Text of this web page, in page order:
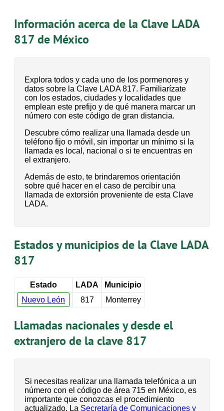
Información acerca de la Clave LADA
817 de México
Explora todos y cada uno de los pormenores y
datos sobre la Clave LADA 817. Familiarízate
con los estados, ciudades y localidades que
emplean este prefijo y de qué manera marcar un
número con este código de gran distancia.
Descubre cómo realizar una llamada desde un
teléfono fijo o móvil, sin importar un mínimo si la
llamada es local, nacional o si te encuentras en
el extranjero.
Además de esto, te brindaremos orientación
sobre qué hacer en el caso de percibir una
llamada de extorsión proveniente de esta Clave
LADA.
Estados y municipios de la Clave LADA
817
Estado LADA
Municipio
Nuevo León
817 Monterrey
Llamadas nacionales y desde el
extranjero de la clave 817
Si necesitas realizar una llamada telefónica a un
número con el código de área 715 en México, es
importante que conozcas el procedimiento
actualizado. La Secretaría de Comunicaciones y